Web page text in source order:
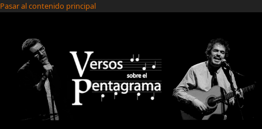
Pasar al contenido principal